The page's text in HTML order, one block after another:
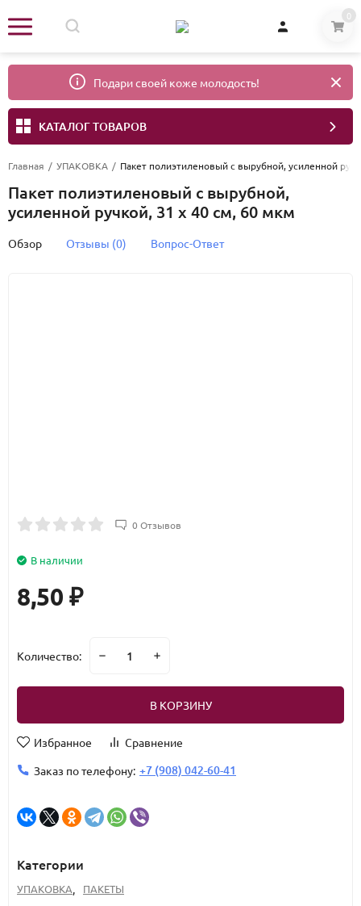
0
Подари своей коже молодость!
КАТАЛОГ ТОВАРОВ
Главная / УПАКОВКА / Пакет полиэтиленовый с вырубной, усиленной
Пакет полиэтиленовый с вырубной,
усиленной ручкой, 31 х 40 см, 60 мкм
Обзор Отзывы (0) Вопрос-Ответ
0 Отзывов
В наличии
8,50 ₽
Количество:
В КОРЗИНУ
Избранное
Сравнение
Заказ по телефону: +7 (908) 042-60-41
Категории
УПАКОВКА, ПАКЕТЫ